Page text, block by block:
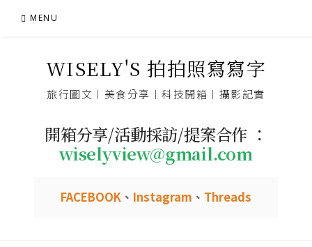
MENU
WISELY'S 拍拍照寫寫字
旅行圖文︱美食分享︱科技開箱︱攝影記實
開箱分享/活動採訪/提案合作 ：
wiselyview@gmail.com
FACEBOOK 、 Instagram 、 Threads